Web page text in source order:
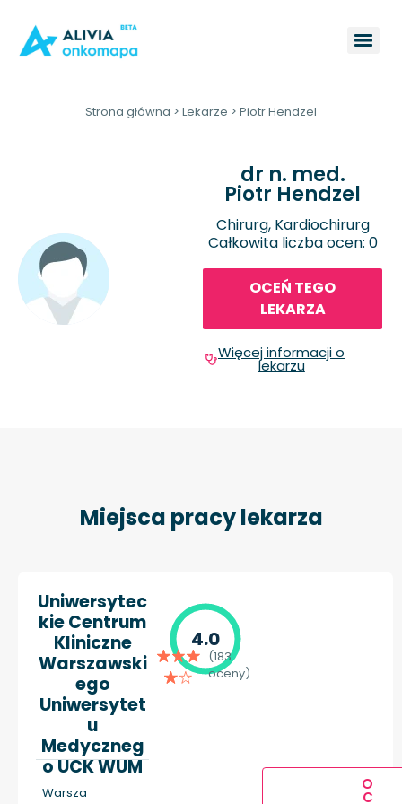
Strona główna > Lekarze > Piotr Hendzel
dr n. med.
Piotr Hendzel
Chirurg, Kardiochirurg
Całkowita liczba ocen: 0
OCEŃ TEGO
LEKARZA
Więcej informacji o
lekarzu
Miejsca pracy lekarza
Uniwersytec
kie Centrum
Kliniczne
Warszawski
ego
Uniwersytet
u
Medyczneg
o UCK WUM
Warsza
4.0
(183
oceny)
O
C